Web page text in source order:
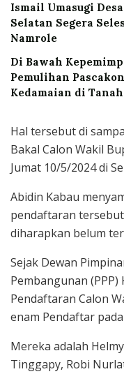
Ismail Umasugi
Selatan Segera
Namrole
Di Bawah
Pemulihan
Kedamaian di
Hal tersebut di
Bakal Calon Wakil
Jumat 10/5/2024 di
Abidin Kabau
pendaftaran
diharapkan belum
Sejak Dewan
Pembangunan
Pendaftaran Calon
enam Pendaftar
Mereka adalah
Tinggapy, Robi